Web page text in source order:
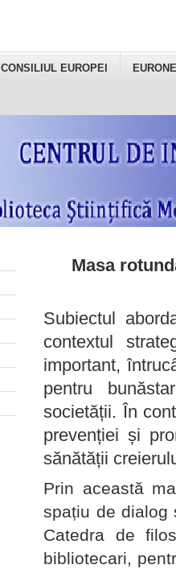
CONSILIUL EUROPEI
Masa
Subiectul
contextul
important,
pentru
societății. În
prevenției și
sănătății
Prin această
spațiu de dialog
Catedra de
bibliotecari,